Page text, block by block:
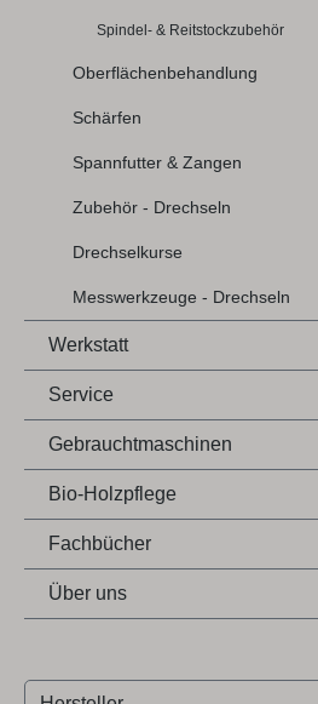
Spindel- & Reitstockzubehör
Oberflächenbehandlung
Schärfen
Spannfutter & Zangen
Zubehör - Drechseln
Drechselkurse
Messwerkzeuge - Drechseln
Werkstatt
Service
Gebrauchtmaschinen
Bio-Holzpflege
Fachbücher
Über uns